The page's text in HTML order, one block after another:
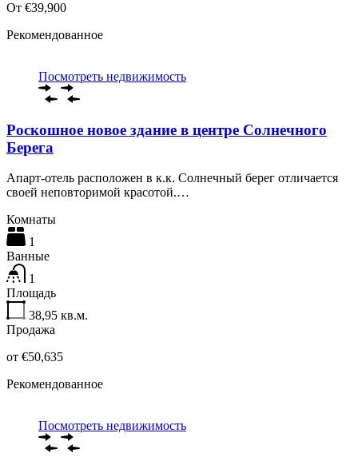
От €39,900
Рекомендованное
Посмотреть недвижимость
Роскошное новое здание в центре Солнечного
Берега
Апарт-отель расположен в к.к. Солнечный берег отличается
своей неповторимой красотой.…
Комнаты
1
Ванные
1
Площадь
38,95 кв.м.
Продажа
от €50,635
Рекомендованное
Посмотреть недвижимость